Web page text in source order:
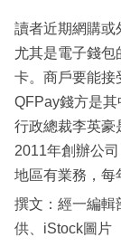
讀者近期網購或
尤其是電子錢包
卡。商戶要能接
QFPay錢方是
行政總裁李英豪
2011年創辦公
地區有業務，每
撰文：經一編輯
供、iStock圖片